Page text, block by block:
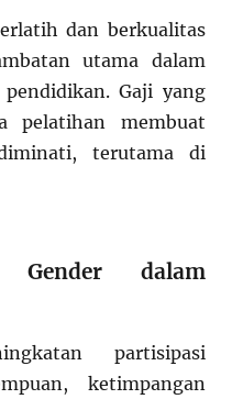
dan berkualitas
utama dalam
Gaji yang
pelatihan membuat
terutama di
Gender dalam
partisipasi
ketimpangan